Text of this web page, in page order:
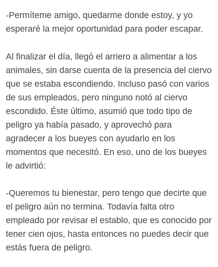
-Permíteme amigo, quedarme donde estoy, y yo
esperaré la mejor oportunidad para poder escapar.
Al finalizar el día, llegó el arriero a alimentar a los
animales, sin darse cuenta de la presencia del ciervo
que se estaba escondiendo. Incluso pasó con varios
de sus empleados, pero ninguno notó al ciervo
escondido. Éste último, asumió que todo tipo de
peligro ya había pasado, y aprovechó para
agradecer a los bueyes con ayudarlo en los
momentos que necesitó. En eso, uno de los bueyes
le advirtió:
-Queremos tu bienestar, pero tengo que decirte que
el peligro aún no termina. Todavía falta otro
empleado por revisar el establo, que es conocido por
tener cien ojos, hasta entonces no puedes decir que
estás fuera de peligro.